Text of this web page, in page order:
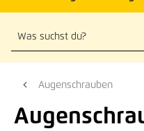
Augenschrauben